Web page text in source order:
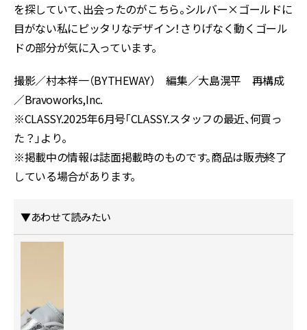
を探していて、出会ったのがこちら。シルバー×ゴールドに
目がない私にピッタリなデザイン！さりげなく動くゴール
ドの部分が気に入っています。
撮影／村本祥一（BYTHEWAY） 編集／大島滉平 再構成
／Bravoworks,Inc.
※CLASSY.2025年6月号「CLASSY.スタッフの最近、何買っ
た？」より。
※掲載中の情報は誌面掲載時のものです。商品は販売終了
している場合があります。
▼あわせて読みたい